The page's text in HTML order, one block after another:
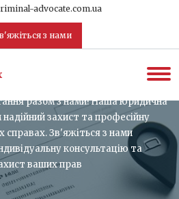
advocate.com.ua
з нами
отримайте
разом з нами! Наша юридична
захист та професійну
справах. Зв'яжіться з нами
консультацію та
ваших прав